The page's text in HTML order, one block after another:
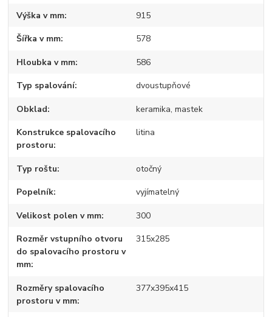
Výška v mm 915
Šířka v mm 578
Hloubka v mm 586
Typ spalování dvoustupňové
Obklad keramika, mastek
Konstrukce spalovacího
prostoru
litina
Typ roštu otočný
Popelník vyjímatelný
Velikost polen v mm 300
Rozměr vstupního otvoru
do spalovacího prostoru v
mm
315x285
Rozměry spalovacího
prostoru v mm
377x395x415